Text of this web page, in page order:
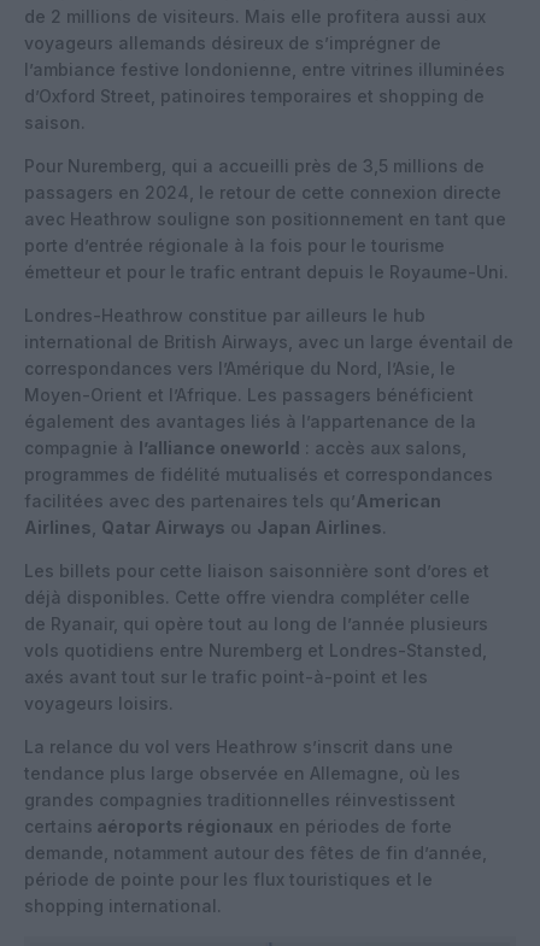
de 2 millions de visiteurs. Mais elle profitera aussi aux
voyageurs allemands désireux de s’imprégner de
l’ambiance festive londonienne, entre vitrines illuminées
d’Oxford Street, patinoires temporaires et shopping de
saison.
Pour Nuremberg, qui a accueilli près de 3,5 millions de
passagers en 2024 , le retour de cette connexion directe
avec Heathrow souligne son positionnement en tant que
porte d’entrée régionale à la fois pour le tourisme
émetteur et pour le trafic entrant depuis le Royaume-Uni.
Londres-Heathrow constitue par ailleurs le hub
international de British Airways , avec un large éventail de
correspondances vers l’Amérique du Nord, l’Asie, le
Moyen-Orient et l’Afrique. Les passagers bénéficient
également des avantages liés à l’appartenance de la
compagnie à l’alliance oneworld : accès aux salons,
programmes de fidélité mutualisés et correspondances
facilitées avec des partenaires tels qu’American
Airlines Qatar Airways ou Japan Airlines.
Les billets pour cette liaison saisonnière sont d’ores et
déjà disponibles. Cette offre viendra compléter celle
de Ryanair, qui opère tout au long de l’année plusieurs
vols quotidiens entre Nuremberg et Londres-Stansted
axés avant tout sur le trafic point-à-point et les
voyageurs loisirs.
La relance du vol vers Heathrow s’inscrit dans une
tendance plus large observée en Allemagne, où les
grandes compagnies traditionnelles réinvestissent
certains aéroports régionaux en périodes de forte
demande, notamment autour des fêtes de fin d’année,
période de pointe pour les flux touristiques et le
shopping international.